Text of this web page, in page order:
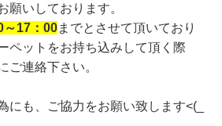
願いしております。
～17：00までとさせて頂いており
ペットをお持ち込みして頂く際
ご連絡下さい。
にも、ご協力をお願い致します<(_